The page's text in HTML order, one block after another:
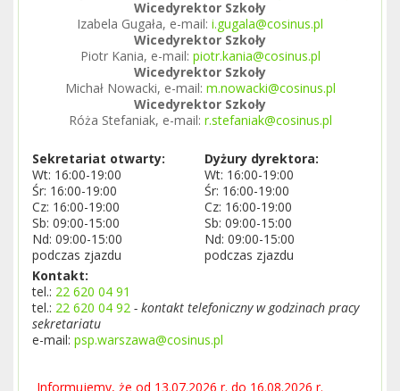
Wicedyrektor Szkoły
Izabela Gugała, e-mail: i.gugala@cosinus.pl
Wicedyrektor Szkoły
Piotr Kania, e-mail: piotr.kania@cosinus.pl
Wicedyrektor Szkoły
Michał Nowacki, e-mail: m.nowacki@cosinus.pl
Wicedyrektor Szkoły
Róża Stefaniak, e-mail: r.stefaniak@cosinus.pl
Sekretariat otwarty:
Wt: 16:00-19:00
Śr: 16:00-19:00
Cz: 16:00-19:00
Sb: 09:00-15:00
Nd: 09:00-15:00
podczas zjazdu
Dyżury dyrektora:
Wt: 16:00-19:00
Śr: 16:00-19:00
Cz: 16:00-19:00
Sb: 09:00-15:00
Nd: 09:00-15:00
podczas zjazdu
Kontakt:
tel.: 22 620 04 91
tel.: 22 620 04 92 - kontakt telefoniczny w godzinach pracy
sekretariatu
e-mail: psp.warszawa@cosinus.pl
Informujemy, że od 13.07.2026 r. do 16.08.2026 r.